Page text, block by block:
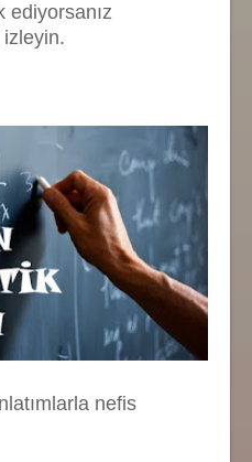
ediyorsanız
nefis